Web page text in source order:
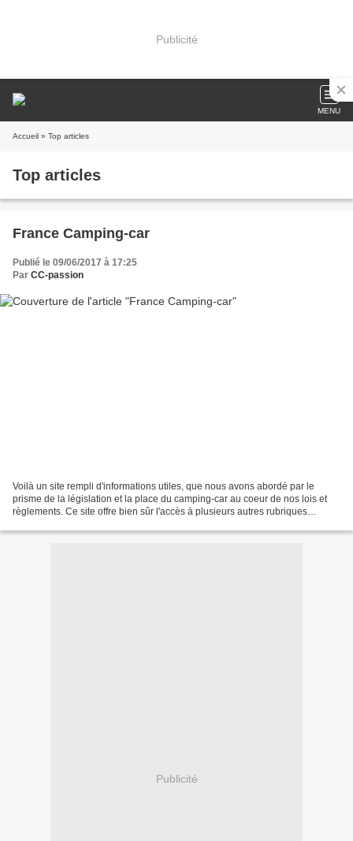
Publicité
MENU
Accueil » Top articles
Top articles
France Camping-car
Publié le 09/06/2017 à 17:25
Par CC-passion
Voilà un site rempli d'informations utiles, que nous avons abordé par le
prisme de la législation et la place du camping-car au coeur de nos lois et
règlements. Ce site offre bien sûr l'accès à plusieurs autres rubriques
Publicité